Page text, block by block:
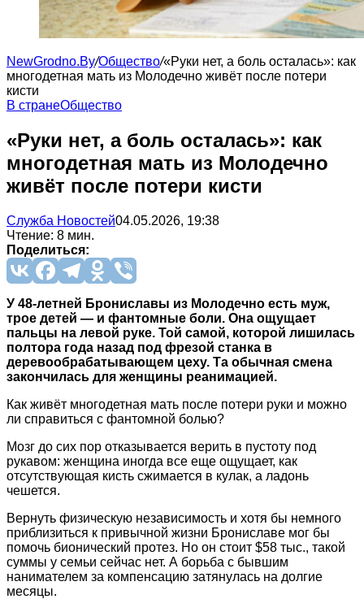
NewGrodno.By/Общество/«Руки нет, а боль осталась»: как
многодетная мать из Молодечно живёт после потери
кисти
В странеОбщество
«Руки нет, а боль осталась»: как
многодетная мать из Молодечно
живёт после потери кисти
Служба Новостей04.05.2026, 19:38
Чтение: 8 мин.
Поделиться:
У 48-летней Брониславы из Молодечно есть муж,
трое детей — и фантомные боли. Она ощущает
пальцы на левой руке. Той самой, которой лишилась
полтора года назад под фрезой станка в
деревообрабатывающем цеху. Та обычная смена
закончилась для женщины реанимацией.
Как живёт многодетная мать после потери руки и можно
ли справиться с фантомной болью?
Мозг до сих пор отказывается верить в пустоту под
рукавом: женщина иногда все еще ощущает, как
отсутствующая кисть сжимается в кулак, а ладонь
чешется.
Вернуть физическую независимость и хотя бы немного
приблизиться к привычной жизни Брониславе мог бы
помочь бионический протез. Но он стоит $58 тыс., такой
суммы у семьи сейчас нет. А борьба с бывшим
нанимателем за компенсацию затянулась на долгие
месяцы.